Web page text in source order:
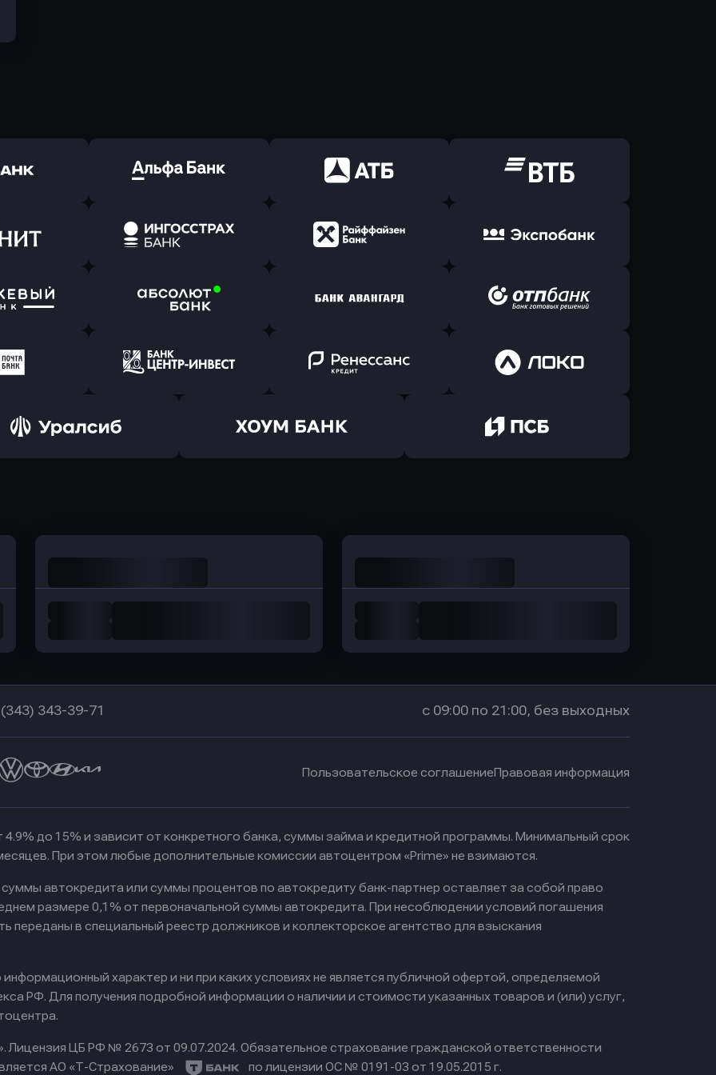
заявку
Оправить заявку
в Альфа-Банк
Оправить заявку
в АТБ Банк
в ВТБ
заявку
Банк
Оправить заявку
в Ингосстрах Банк
в Райффайзен Банк
Оправить заявку
в Экспобанк
заявку
Оправить заявку
в Абсолют Банк
Оправить заявку
в Банк Авангард
Оправить заявку
в ОТП БАНК
заявку
Банк
Оправить заявку
Оправить заявку
в Ренессанс Банк
Оправить заявку
в Локо-Банк
343-39-71 с 09:00 по 21:00, без выходных
Пользовательское соглашениеПравовая информация
4.9% до 15% и зависит от конкретного банка, суммы займа и кредитной программы. Минимальный срок
При этом любые дополнительные комиссии автоцентром «Prime» не взимаются.
автокредита или суммы процентов по автокредиту банк-партнер оставляет за собой право
размере 0,1% от первоначальной суммы автокредита. При несоблюдении условий погашения
переданы в специальный реестр должников и коллекторское агентство для взыскания
характер и ни при каких условиях не является публичной офертой, определяемой
РФ. Для получения подробной информации о наличии и стоимости указанных товаров и (или) услуг,
Лицензия ЦБ РФ № 2673 от 09.07.2024. Обязательное страхование гражданской ответственности
АО «Т-Страхование»
по лицензии ОС № 0191-03 от 19.05.2015 г.